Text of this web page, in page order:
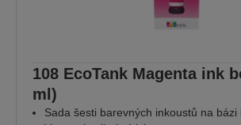
108 EcoTank Magenta ink
ml)
Sada šesti barevných inkoustů na bázi